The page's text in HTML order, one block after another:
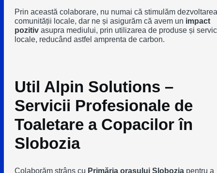
Prin această colaborare, nu numai că stimulăm dezvoltarea
comunității locale, dar ne și asigurăm că avem un impact
pozitivasupra mediului, prin utilizarea de produse și
locale, reducând astfel amprenta de carbon.
Util Alpin Solutions –
Servicii Profesionale de
Toaletare a Copacilor în
Slobozia
Colaborăm strâns cu Primăria orașului Slobozia pentru a